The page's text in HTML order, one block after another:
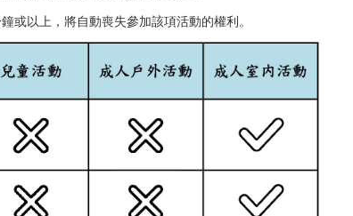
或以上，將自動喪失參加該項活動的權利。